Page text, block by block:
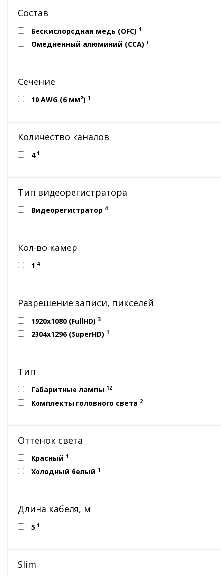
Состав
Бескислородная медь (OFC) 1
Омедненный алюминий (CCA) 1
Сечение
10 AWG (6 мм²) 1
Количество каналов
4 1
Тип видеорегистратора
Видеорегистратор 4
Кол-во камер
1 4
Разрешение записи, пикселей
1920x1080 (FullHD) 3
2304х1296 (SuperHD) 1
Тип
Габаритные лампы 12
Комплекты головного света 2
Оттенок света
Красный 1
Холодный белый 1
Длина кабеля, м
5 1
Slim